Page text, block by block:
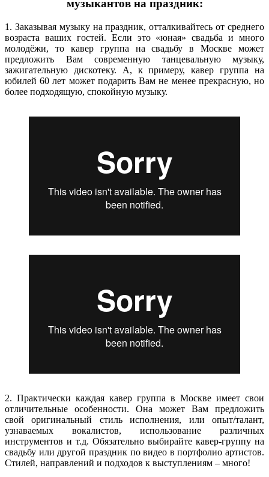
музыкантов на праздник:
1. Заказывая музыку на праздник, отталкивайтесь от среднего
возраста ваших гостей. Если это «юная» свадьба и много
молодёжи, то кавер группа на свадьбу в Москве может
предложить Вам современную танцевальную музыку,
зажигательную дискотеку. А, к примеру, кавер группа на
юбилей 60 лет может подарить Вам не менее прекрасную, но
более подходящую, спокойную музыку.
2. Практически каждая кавер группа в Москве имеет свои
отличительные особенности. Она может Вам предложить
свой оригинальный стиль исполнения, или опыт/талант,
узнаваемых вокалистов, использование различных
инструментов и т.д. Обязательно выбирайте кавер-группу на
свадьбу или другой праздник по видео в портфолио артистов.
Стилей, направлений и подходов к выступлениям – много!